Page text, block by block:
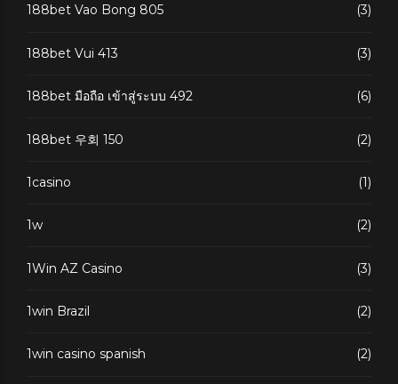
188bet Vao Bong 805 (3)
188bet Vui 413 (3)
188bet มือถือ เข้าสู่ระบบ 492 (6)
188bet 우회 150 (2)
1casino (1)
1w (2)
1Win AZ Casino (3)
1win Brazil (2)
1win casino spanish (2)